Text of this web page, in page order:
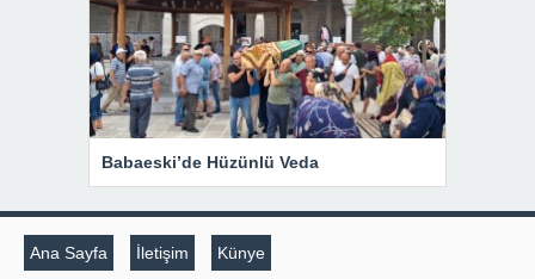
Babaeski’de Hüzünlü Veda
Ana Sayfa İletişim Künye